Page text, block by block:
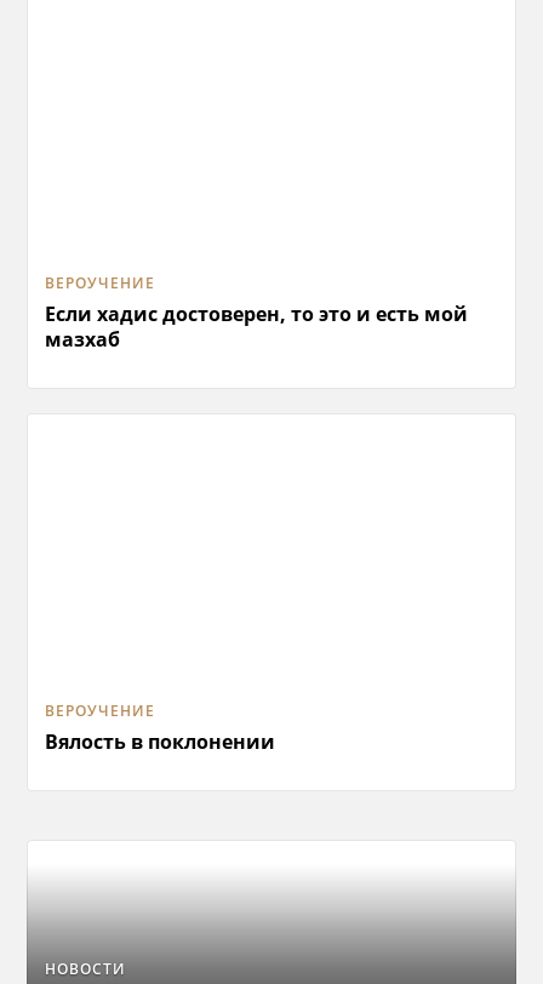
ВЕРОУЧЕНИЕ
Если хадис достоверен, то это и есть мой
мазхаб
ВЕРОУЧЕНИЕ
Вялость в поклонении
НОВОСТИ